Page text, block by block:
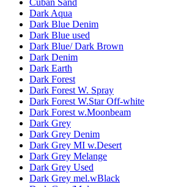
Dark Aqua
Dark Blue Denim
Dark Blue used
Dark Blue/ Dark Brown
Dark Denim
Dark Earth
Dark Forest
Dark Forest W. Spray
Dark Forest W.Star Off-white
Dark Forest w.Moonbeam
Dark Grey
Dark Grey Denim
Dark Grey MI w.Desert
Dark Grey Melange
Dark Grey Used
Dark Grey mel.wBlack